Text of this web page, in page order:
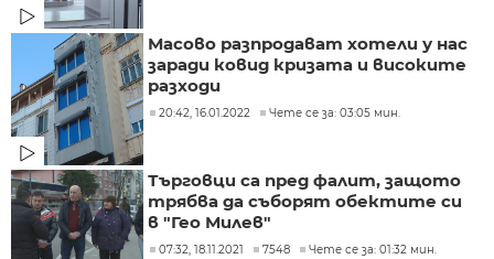
Масово разпродават хотели у нас
заради ковид кризата и високите
разходи
20:42, 16.01.2022 Чете се за: 03:05 мин.
Търговци са пред фалит, защото
трябва да съборят обектите си
в "Гео Милев"
07:32, 18.11.2021 7548 Чете се за: 01:32 мин.